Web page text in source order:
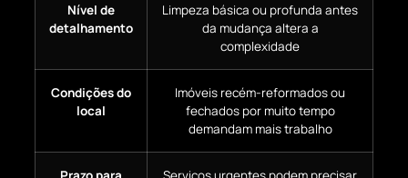
Nível de
detalhamento
Limpeza básica ou profunda antes
da mudança altera a
complexidade
Condições do
local
Imóveis recém-reformados ou
fechados por muito tempo
demandam mais trabalho